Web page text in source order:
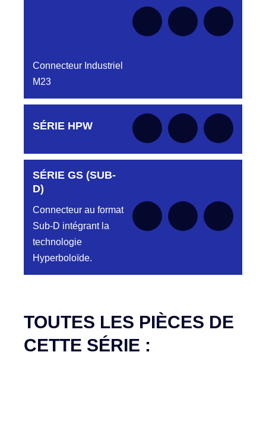
Connecteur Industriel
M23
Aucune pièce disponible pour cette série pour
le moment
SÉRIE HPW
Aucune pièce disponible pour cette série pour
SÉRIE GS (SUB-
D)
Connecteur au format
Sub-D intégrant la
technologie
Hyperboloïde.
TOUTES LES PIÈCES DE
CETTE SÉRIE :